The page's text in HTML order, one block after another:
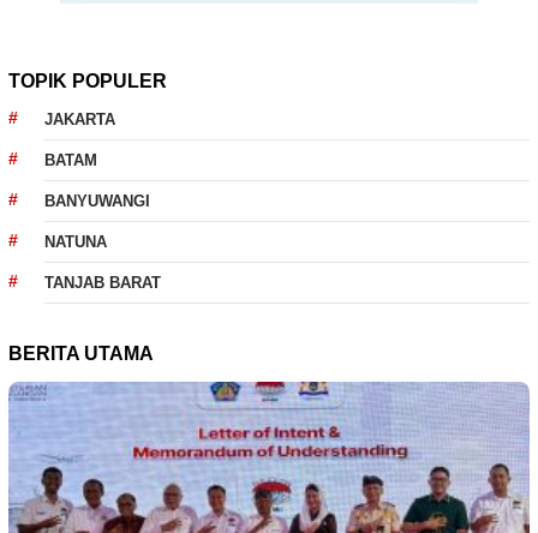
TOPIK POPULER
JAKARTA
BATAM
BANYUWANGI
NATUNA
TANJAB BARAT
BERITA UTAMA